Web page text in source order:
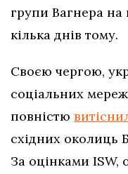
групи Вагнера на
кілька днів тому.
Своєю чергою,
соціальних
повністю
східних околиць
За оцінками ISW,